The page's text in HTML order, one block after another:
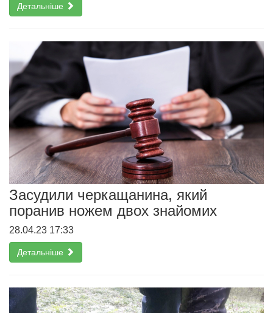
Детальніше
Засудили черкащанина, який
поранив ножем двох знайомих
28.04.23 17:33
Детальніше